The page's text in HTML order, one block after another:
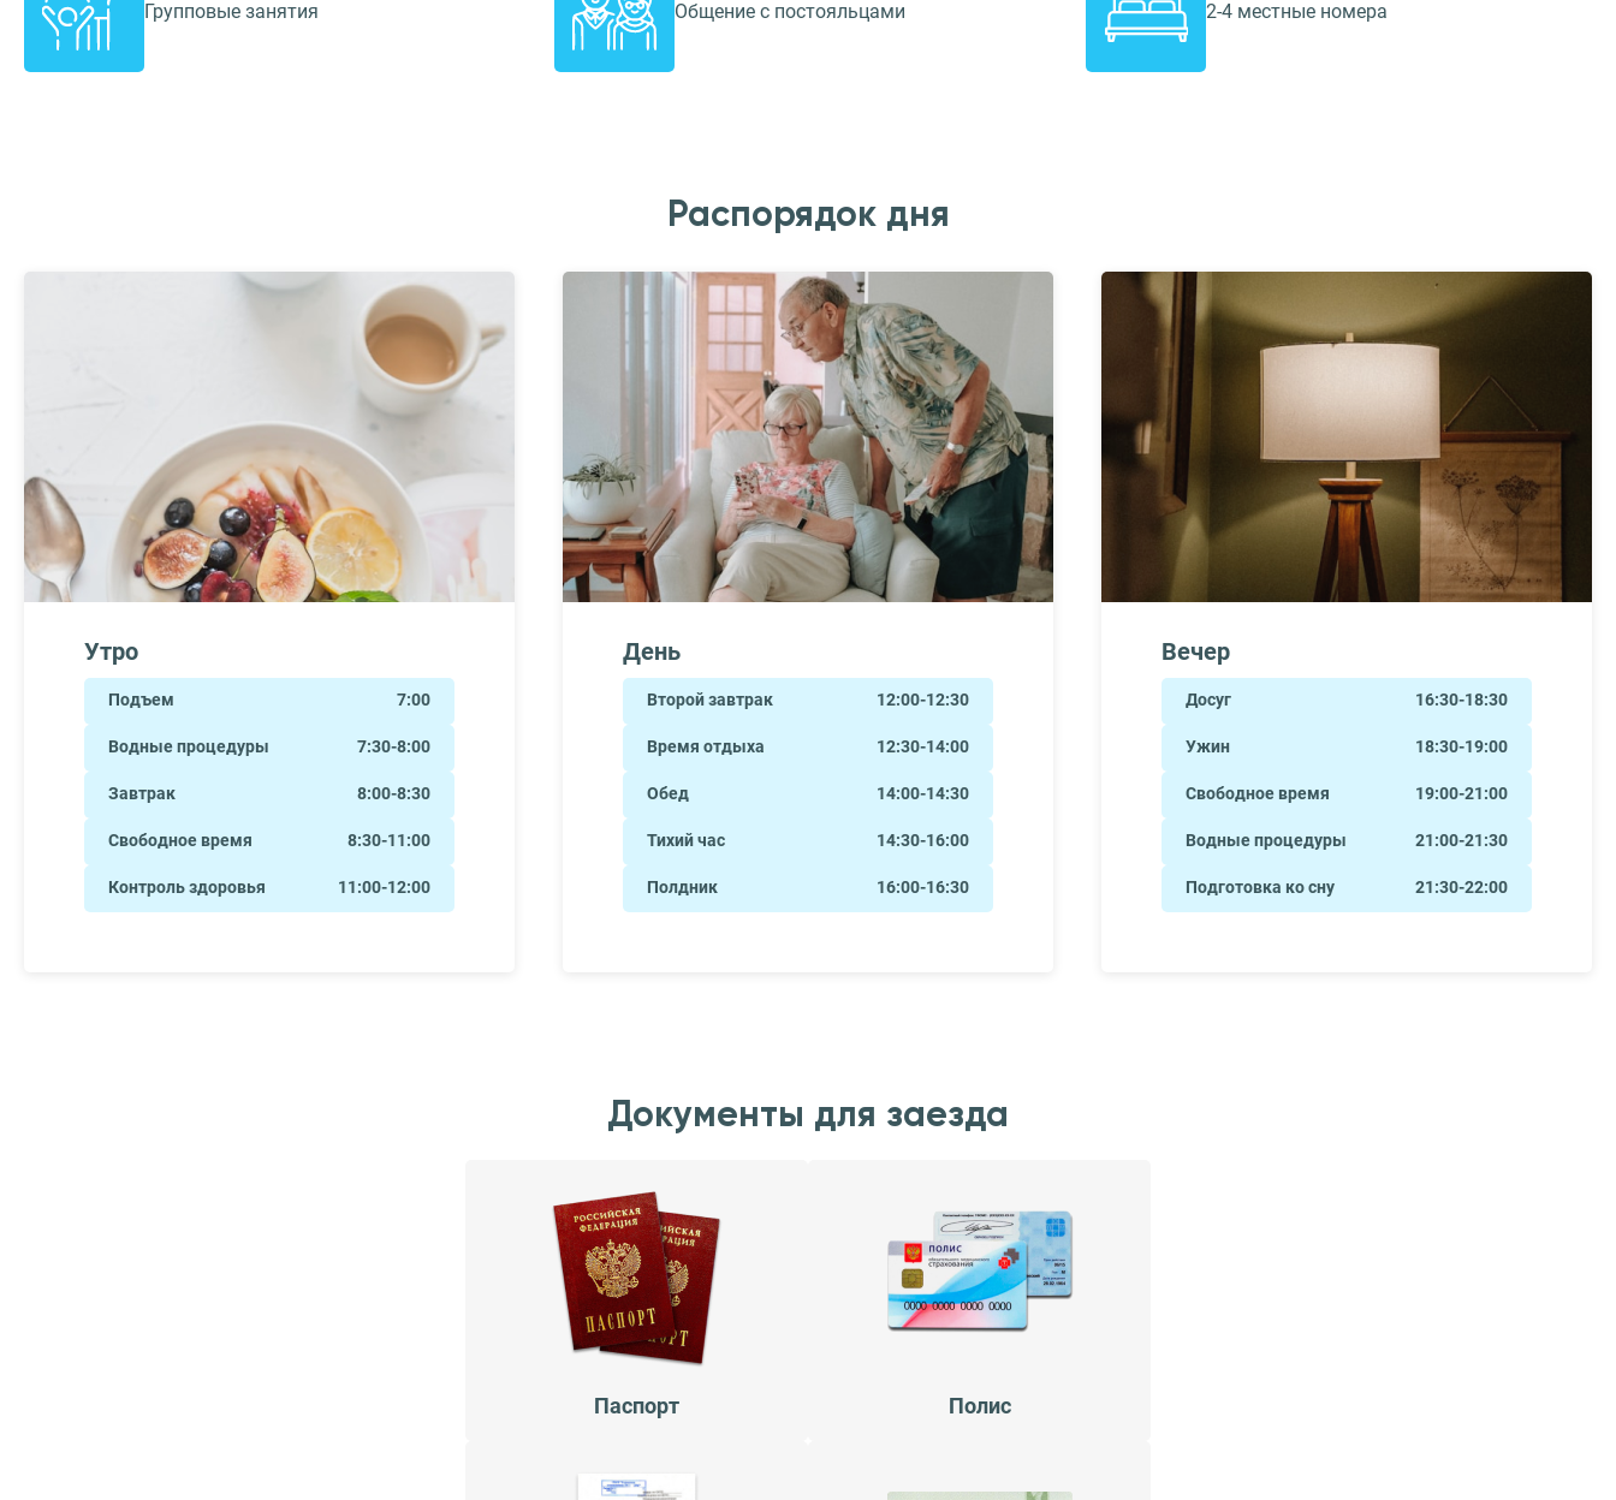
Групповые занятия Общение с постояльцами 2-4 местные номера
Распорядок дня
Утро
Подъем 7:00
Водные процедуры 7:30-8:00
Завтрак 8:00-8:30
Свободное время 8:30-11:00
Контроль здоровья 11:00-12:00
День
Второй завтрак 12:00-12:30
Время отдыха 12:30-14:00
Обед 14:00-14:30
Тихий час 14:30-16:00
Полдник 16:00-16:30
Вечер
Досуг 16:30-18:30
Ужин 18:30-19:00
Свободное время 19:00-21:00
Водные процедуры 21:00-21:30
Подготовка ко сну 21:30-22:00
Документы для заезда
Паспорт Полис